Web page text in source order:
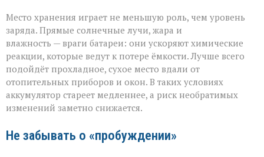
Место хранения играет не меньшую роль, чем уровень
заряда. Прямые солнечные лучи, жара и
влажность — враги батареи: они ускоряют химические
реакции, которые ведут к потере ёмкости. Лучше всего
подойдёт прохладное, сухое место вдали от
отопительных приборов и окон. В таких условиях
аккумулятор стареет медленнее, а риск необратимых
изменений заметно снижается.
Не забывать о «пробуждении»